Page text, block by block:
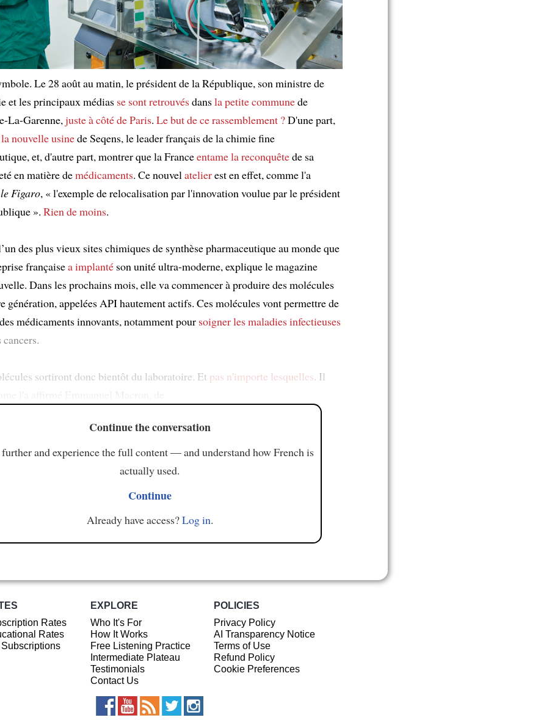
Le 28 août au matin, le président de la République, son ministre de
et les principaux médias se sont retrouvésdansla petite communede
La-Garenne, juste à côté de Paris. Le but de ce rassemblement ?D'une part,
la nouvelle usinede Seqens, le leader français de la chimie fine
et, d'autre part, montrer que la Franceentame la reconquêtede sa
en matière demédicaments. Ce nouvel atelierest en effet, comme l'a
le Figaro, « l'exemple de relocalisation par l'innovation voulue par le président
». Rien de moins.
des plus vieux sites chimiques de synthèse pharmaceutique au monde que
françaisea implanté son unité ultra-moderne, explique le magazine
Dans les prochains mois, elle va commencer à produire des molécules
génération, appelées API hautement actifs. Ces molécules vont permettre de
des médicaments innovants, notamment pour soigner les maladies infectieuses
sortiront donc bientôt du laboratoire. Et pas n'importe lesquelles. Il
Continue the conversation
and experience the full content — and understand how French is
actually used.
Continue
Already have access?Log in.
Rates
Rates
Subscriptions
EXPLORE
Who It's For
How It Works
Free Listening Practice
Intermediate Plateau
Testimonials
Contact Us
POLICIES
Privacy Policy
AI Transparency Notice
Terms of Use
Refund Policy
Cookie Preferences